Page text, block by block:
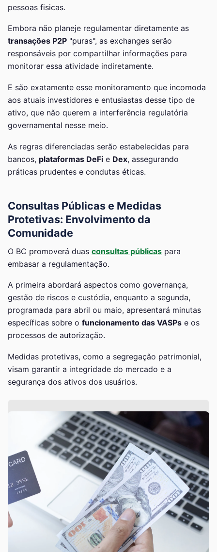
pessoas fisicas.
Embora não planeje regulamentar diretamente as
transações P2P "puras", as exchanges serão
responsáveis por compartilhar informações para
monitorar essa atividade indiretamente.
E são exatamente esse monitoramento que incomoda
aos atuais investidores e entusiastas desse tipo de
ativo, que não querem a interferência regulatória
governamental nesse meio.
As regras diferenciadas serão estabelecidas para
bancos, plataformas DeFi e Dex, assegurando
práticas prudentes e condutas éticas.
Consultas Públicas e Medidas
Protetivas: Envolvimento da
Comunidade
O BC promoverá duas consultas públicas para
embasar a regulamentação.
A primeira abordará aspectos como governança,
gestão de riscos e custódia, enquanto a segunda,
programada para abril ou maio, apresentará minutas
específicas sobre o funcionamento das VASPs e os
processos de autorização.
Medidas protetivas, como a segregação patrimonial,
visam garantir a integridade do mercado e a
segurança dos ativos dos usuários.